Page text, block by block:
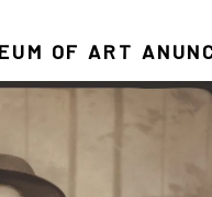
OF ART